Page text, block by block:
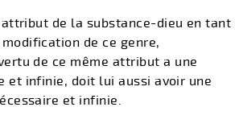
attribut de la substance-dieu en tant
de ce genre,
de ce même attribut a une
et infinie, doit lui aussi avoir une
et infinie.